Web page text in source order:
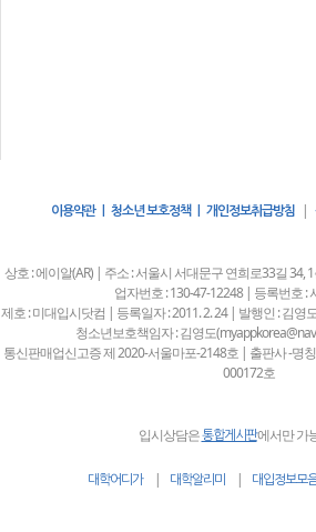
이용약관 | 청소년 보호정책 | 개인정보취급방침|
상호 : 에이알(AR) | 주소 : 서울시 서대문구 연희로33길 34,
업자번호 : 130-47-12248 | 등록번호 :
제호 : 미대입시닷컴 | 등록일자 : 2011. 2. 24 | 발행인 : 김
청소년보호책임자 : 김영도
통신판매업신고증 제 2020-서울마포-2148호 | 출판사 -명
000172호
입시상담은통합게시판에서만 가
대학어디가| 대학알리미 | 대입정보모